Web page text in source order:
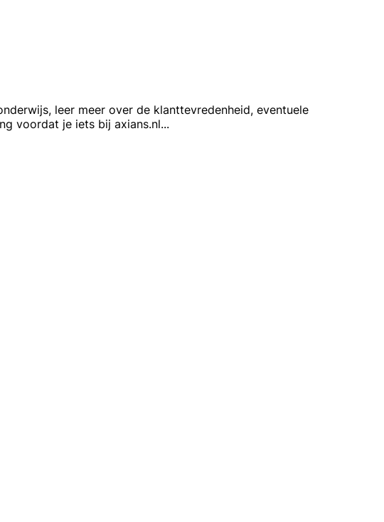
leer meer over de klanttevredenheid, eventuele
voordat je iets bij axians.nl...